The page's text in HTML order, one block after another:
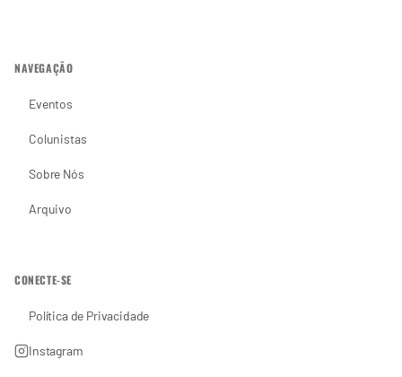
NAVEGAÇÃO
Eventos
Colunistas
Sobre Nós
Arquivo
CONECTE-SE
Política de Privacidade
Instagram